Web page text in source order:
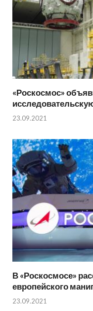
«Роскосмос»
23.09.2021
В «Роскосмосе»
европейского
23.09.2021